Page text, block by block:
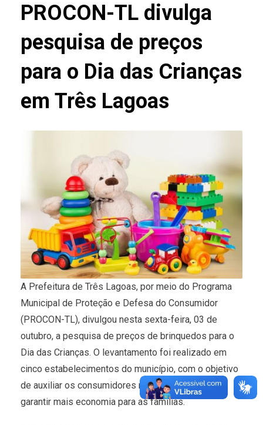
PROCON-TL divulga
pesquisa de preços
para o Dia das Crianças
em Três Lagoas
A Prefeitura de Três Lagoas, por meio do Programa
Municipal de Proteção e Defesa do Consumidor
(PROCON-TL), divulgou nesta sexta-feira, 03 de
outubro, a pesquisa de preços de brinquedos para o
Dia das Crianças. O levantamento foi realizado em
cinco estabelecimentos do município, com o objetivo
de auxiliar os consumidores na hora da compra e
garantir mais economia para as famílias.